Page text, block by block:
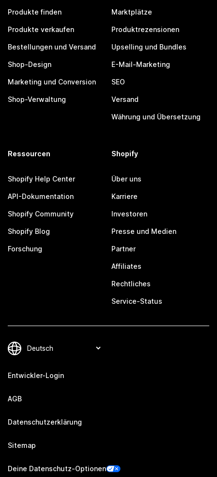
Produkte finden
Produkte verkaufen
Bestellungen und Versand
Shop-Design
Marketing und Conversion
Shop-Verwaltung
Marktplätze
Produktrezensionen
Upselling und Bundles
E-Mail-Marketing
SEO
Versand
Währung und Übersetzung
Ressourcen
Shopify Help Center
API-Dokumentation
Shopify Community
Shopify Blog
Forschung
Shopify
Über uns
Karriere
Investoren
Presse und Medien
Partner
Affiliates
Rechtliches
Service-Status
Entwickler-Login
AGB
Datenschutzerklärung
Sitemap
Deine Datenschutz-Optionen